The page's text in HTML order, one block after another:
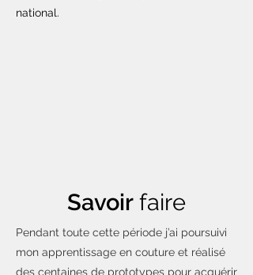
national.
Savoir faire
Pendant toute cette période j’ai poursuivi
mon apprentissage en couture et réalisé
des centaines de prototypes pour acquérir